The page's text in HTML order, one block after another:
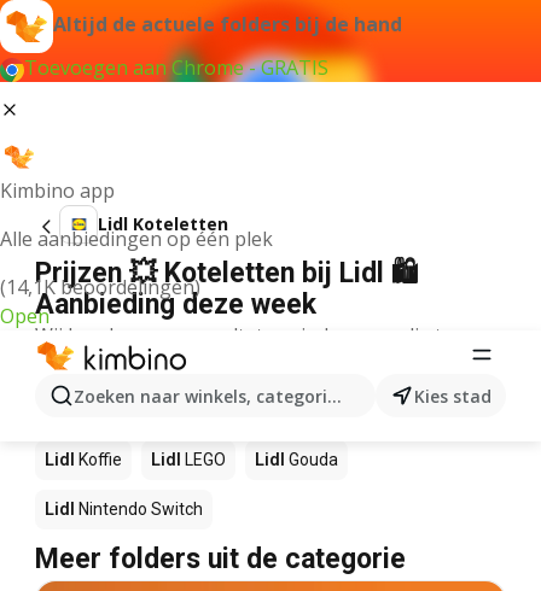
Altijd de actuele folders bij de hand
Toevoegen aan Chrome - GRATIS
Kimbino app
Alle aanbiedingen op één plek
(14,1K beoordelingen)
Open
Zoeken naar winkels, categorieën, producten...
Kies stad
Lidl Koteletten
Prijzen 💥 Koteletten bij Lidl 🛍️
Aanbieding deze week
Wij konden geen resultaten vinden voor die term.
Andere producten in winkels Lidl
Lidl Lidl Sushi Mango
Lidl Koffie Lidl LEGO Lidl Gouda
Lidl Nintendo Switch
Meer folders uit de categorie